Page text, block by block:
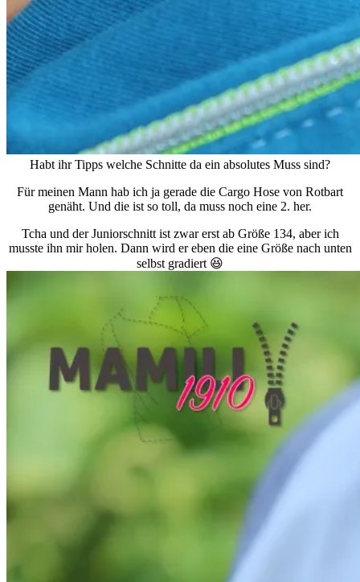
Habt ihr Tipps welche Schnitte da ein absolutes Muss sind?
Für meinen Mann hab ich ja gerade die Cargo Hose von Rotbart
genäht. Und die ist so toll, da muss noch eine 2. her.
Tcha und der Juniorschnitt ist zwar erst ab Größe 134, aber ich
musste ihn mir holen. Dann wird er eben die eine Größe nach unten
selbst gradiert 😆